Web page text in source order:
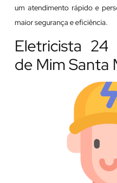
um atendimento rápido e
maior segurança e eficiência.
Eletricista 24
de Mim Santa